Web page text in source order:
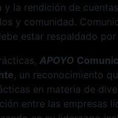
y la rendición de
y comunidad.
estar respaldado
APOYO
, un reconocimiento
en materia de
entre las empresas